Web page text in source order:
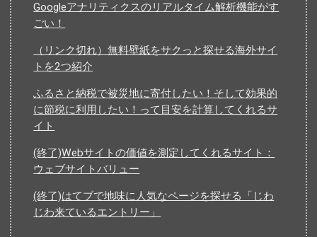
Googleアナリティクスのリアルタイム解析機能がす
ごい！
（リンク切れ）無料壁紙をサクっと探せる海外サイ
トを2つ紹介
ふるさと納税で被災地に寄付したい！そして効果的
に節税に利用したい！って目安を計算してくれるサ
イト
(終了)Webサイトの価値を測定してくれるサイト：
ウェブサイトバリュー
(終了)はてブで地味に人気なページを探せる「じわ
じわ来ているエントリー」